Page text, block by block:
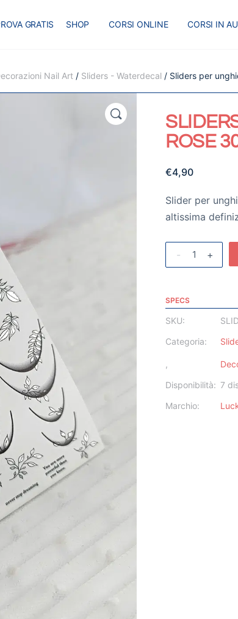
GRATIS SHOP CORSI ONLINE CORSI IN
BLOGNail Art / Sliders - Waterdecal / Sliders per
🔍
ROSE
€4,90
Slider per
altissima
- +
SPECS
SKU:
Categoria:
,
Disponibilità: 7
Marchio: